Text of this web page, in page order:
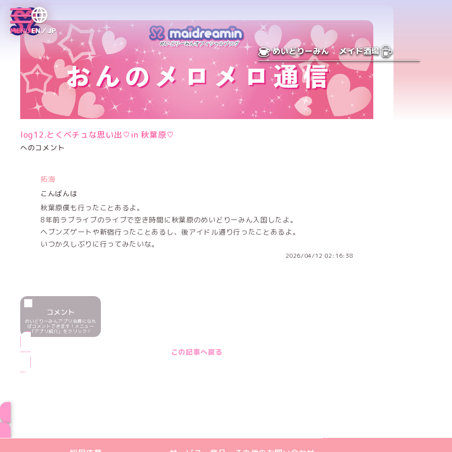
MENUEN／JP
めいどりーみん メイド酒場
log12.とくベチュな思い出♡in 秋葉原♡
へのコメント
拓海
こんばんは
秋葉原僕も行ったことあるよ。
8年前ラブライブのライブで空き時間に秋葉原のめいどりーみん入国したよ。
ヘブンズゲートや新宿行ったことあるし、後アイドル通り行ったことあるよ。
いつか久しぶりに行ってみたいな。
2026/04/12 02:16:38
コメント
めいどりーみんアプリ会員になれ
ばコメントできます！メニュー
「アプリ紹介」をクリック！
この記事へ戻る
めいどりーみんTikTok公式アカウント
めいどりーみんX公式アカウント
めいどりーみんInstagram公式アカウント
めいどりーみんFacebook公式アカウント
めいどりーみんYouTube公式アカウント